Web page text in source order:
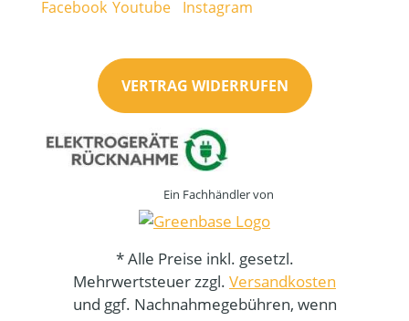
VERTRAG WIDERRUFEN
Ein Fachhändler von
* Alle Preise inkl. gesetzl.
Mehrwertsteuer zzgl. Versandkosten
und ggf. Nachnahmegebühren, wenn